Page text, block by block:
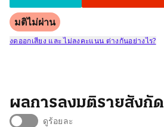
มติไม่ผ่าน
งดออกเสียง และ ไม่ลงคะแนน ต่างกันอย่างไร?
ผลการลงมติรายสังกัด
ดูร้อยละ